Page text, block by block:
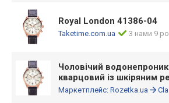
Royal London 41386-04
Taketime.com.ua З нами 9
Чоловічий
кварцовий із шкіряним
Маркетплейс: Rozetka.ua